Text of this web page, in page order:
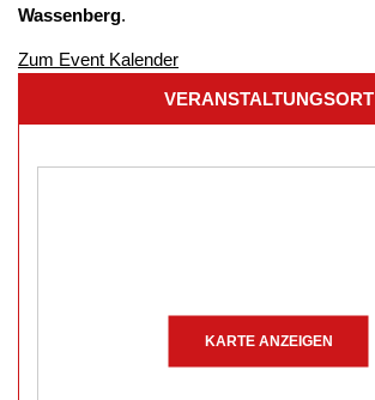
Wassenberg.
Zum Event Kalender
VERANSTALTUNGSORT
KARTE ANZEIGEN